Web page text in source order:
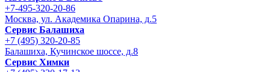
+7-495-320-20-86
Москва, ул. Академика Опарина, д.5
Сервис Балашиха
+7 (495) 320-20-85
Балашиха, Кучинское шоссе, д.8
Сервис Химки